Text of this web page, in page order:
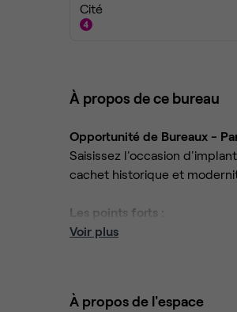
Cité
À propos de ce bureau
Opportunité de Bureaux -
Saisissez l'occasion
cachet historique et
Les points forts :
Espace extérieur
Voir plus
À propos de l'espace